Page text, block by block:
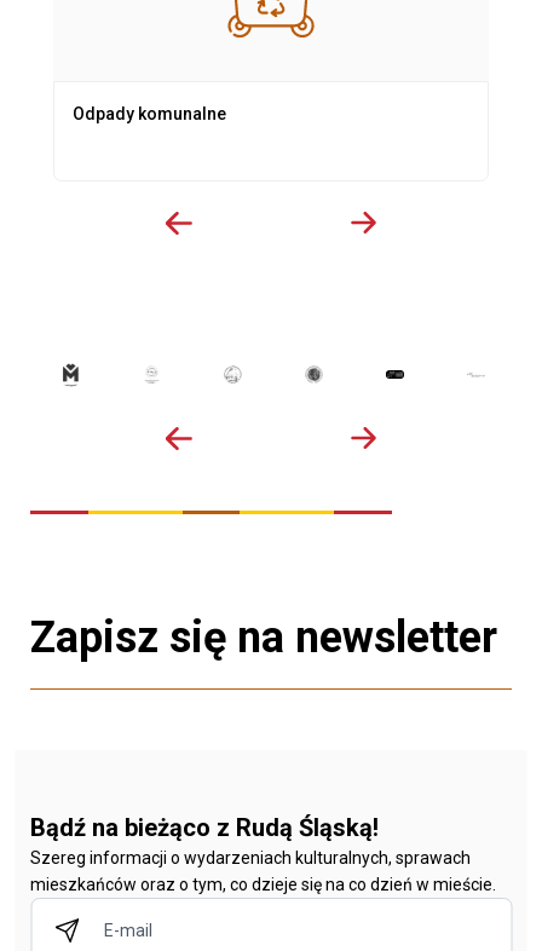
Odpady komunalne
Zapisz się na newsletter
Bądź na bieżąco z Rudą Śląską!
Szereg informacji o wydarzeniach kulturalnych, sprawach
mieszkańców oraz o tym, co dzieje się na co dzień w mieście.